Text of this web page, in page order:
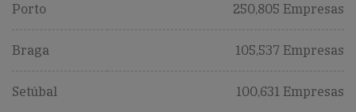
Porto 250,805 Empresas
Braga 105,537 Empresas
Setúbal 100,631 Empresas